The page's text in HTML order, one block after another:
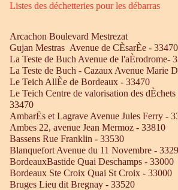
Listes des déchetteries pour les débarras
Arcachon Boulevard Mestrezat
Gujan Mestras Avenue de CÈsarÈe - 33470
La Teste de Buch Avenue de l'aÈrodrome-
La Teste de Buch - Cazaux Avenue Marie
Le Teich AllÈe de Bordeaux - 33470
Le Teich Centre de valorisation des
33470
AmbarËs et Lagrave Avenue Jules Ferry -
Ambes 22, avenue Jean Mermoz - 33810
Bassens Rue Franklin - 33530
Blanquefort Avenue du 11 Novembre -
BordeauxBastide Quai Deschamps - 33000
Bordeaux Ste Croix Quai St Croix - 33000
Bruges Lieu dit Bregnay - 33520